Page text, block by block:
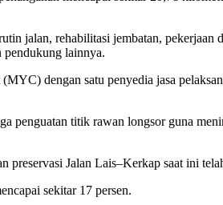
jalan, rehabilitasi jembatan, pekerjaan
pendukung lainnya.
dengan satu penyedia jasa
penguatan titik rawan longsor guna
Jalan Lais–Kerkap saat ini
sekitar 17 persen.